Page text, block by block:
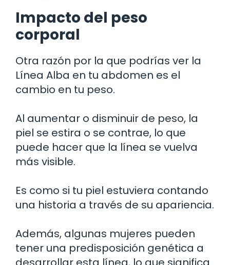
Impacto del peso
corporal
Otra razón por la que podrías ver la
Línea Alba en tu abdomen es el
cambio en tu peso.
Al aumentar o disminuir de peso, la
piel se estira o se contrae, lo que
puede hacer que la línea se vuelva
más visible.
Es como si tu piel estuviera contando
una historia a través de su apariencia.
Además, algunas mujeres pueden
tener una predisposición genética a